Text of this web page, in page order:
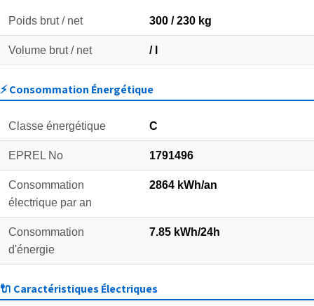
Poids brut / net 300 / 230 kg
Volume brut / net / l
⚡ Consommation Énergétique
Classe énergétique C
EPREL No 1791496
Consommation
électrique par an
2864 kWh/an
Consommation
d'énergie
7.85 kWh/24h
🔌 Caractéristiques Électriques